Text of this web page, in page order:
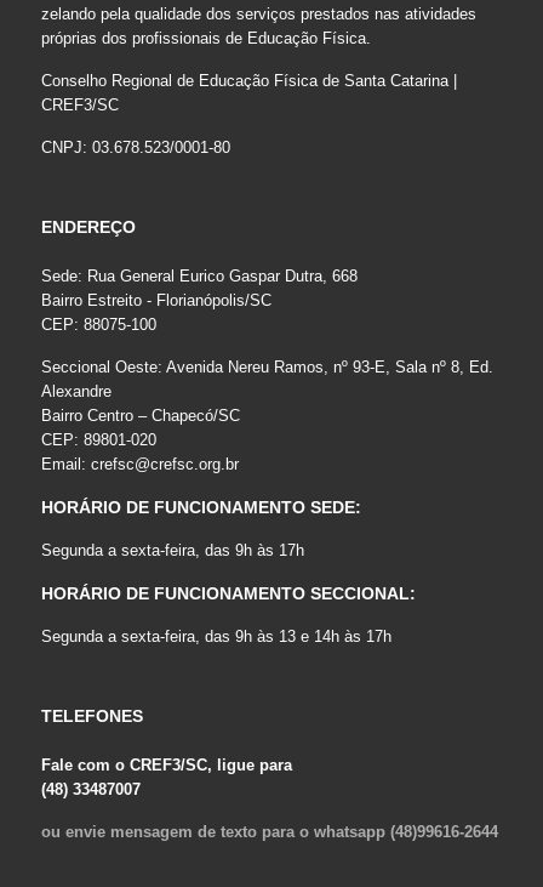
zelando pela qualidade dos serviços prestados nas atividades
próprias dos profissionais de Educação Física.
Conselho Regional de Educação Física de Santa Catarina |
CREF3/SC
CNPJ: 03.678.523/0001-80
ENDEREÇO
Sede: Rua General Eurico Gaspar Dutra, 668
Bairro Estreito - Florianópolis/SC
CEP: 88075-100
Seccional Oeste: Avenida Nereu Ramos, nº 93-E, Sala nº 8, Ed.
Alexandre
Bairro Centro – Chapecó/SC
CEP: 89801-020
Email: crefsc@crefsc.org.br
HORÁRIO DE FUNCIONAMENTO SEDE:
Segunda a sexta-feira, das 9h às 17h
HORÁRIO DE FUNCIONAMENTO SECCIONAL:
Segunda a sexta-feira, das 9h às 13 e 14h às 17h
TELEFONES
Fale com o CREF3/SC, ligue para
(48) 33487007
ou envie mensagem de texto para o whatsapp (48)99616-2644